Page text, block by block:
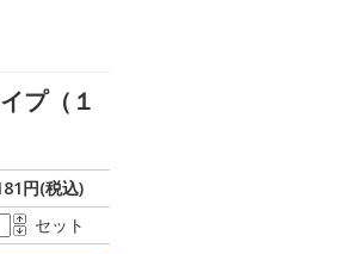
プ（１
円(税込)
セット